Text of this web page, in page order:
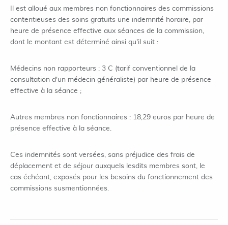
Il est alloué aux membres non fonctionnaires des commissions
contentieuses des soins gratuits une indemnité horaire, par
heure de présence effective aux séances de la commission,
dont le montant est déterminé ainsi qu'il suit :
Médecins non rapporteurs : 3 C (tarif conventionnel de la
consultation d'un médecin généraliste) par heure de présence
effective à la séance ;
Autres membres non fonctionnaires : 18,29 euros par heure de
présence effective à la séance.
Ces indemnités sont versées, sans préjudice des frais de
déplacement et de séjour auxquels lesdits membres sont, le
cas échéant, exposés pour les besoins du fonctionnement des
commissions susmentionnées.